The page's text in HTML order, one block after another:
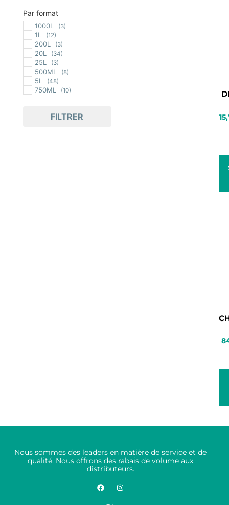
Par format
1000L (3)
1L (12)
200L (3)
20L (34)
25L (3)
500ML (8)
5L (48)
750ML (10)
FILTRER
Nous sommes des leaders en matière de service et de
qualité. Nous offrons des rabais de volume aux
distributeurs.